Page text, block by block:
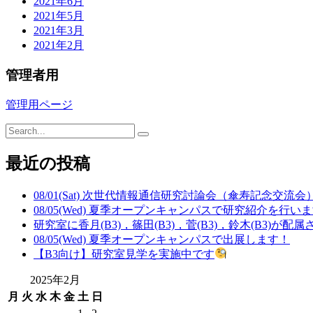
2021年5月
2021年3月
2021年2月
管理者用
管理用ページ
最近の投稿
08/01(Sat) 次世代情報通信研究討論会（傘寿記念交流会
08/05(Wed) 夏季オープンキャンパスで研究紹介を行いま
研究室に香月(B3)，篠田(B3)，菅(B3)，鈴木(B3)が配属
08/05(Wed) 夏季オープンキャンパスで出展します！
【B3向け】研究室見学を実施中です
2025年2月
月 火 水 木 金 土 日